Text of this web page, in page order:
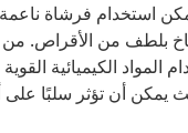
استخدام فرشاة
بلطف من الأقراص. من
المواد الكيميائية
يمكن أن تؤثر سلبًا على